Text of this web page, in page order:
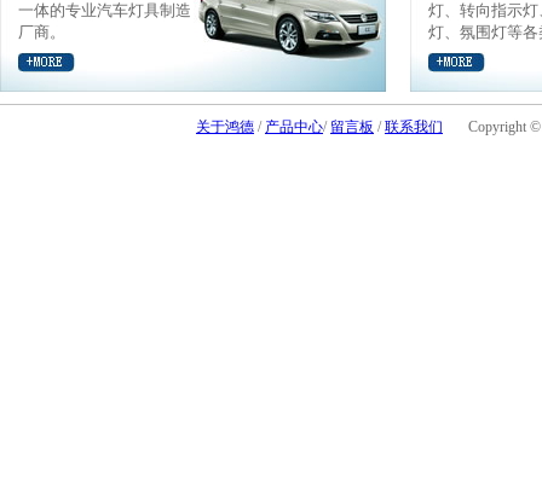
一体的专业汽车灯具制造
厂商。
灯、转向指示
灯、氛围灯等
关于鸿德 / 产品中心/ 留言板 /联系我们 Copyright ©